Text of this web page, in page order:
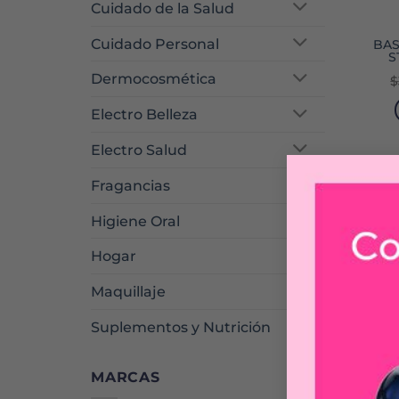
Cuidado de la Salud
Cuidado Personal
Dermocosmética
Electro Belleza
Electro Salud
Fragancias
Higiene Oral
Hogar
Maquillaje
Suplementos y Nutrición
MARCAS
$